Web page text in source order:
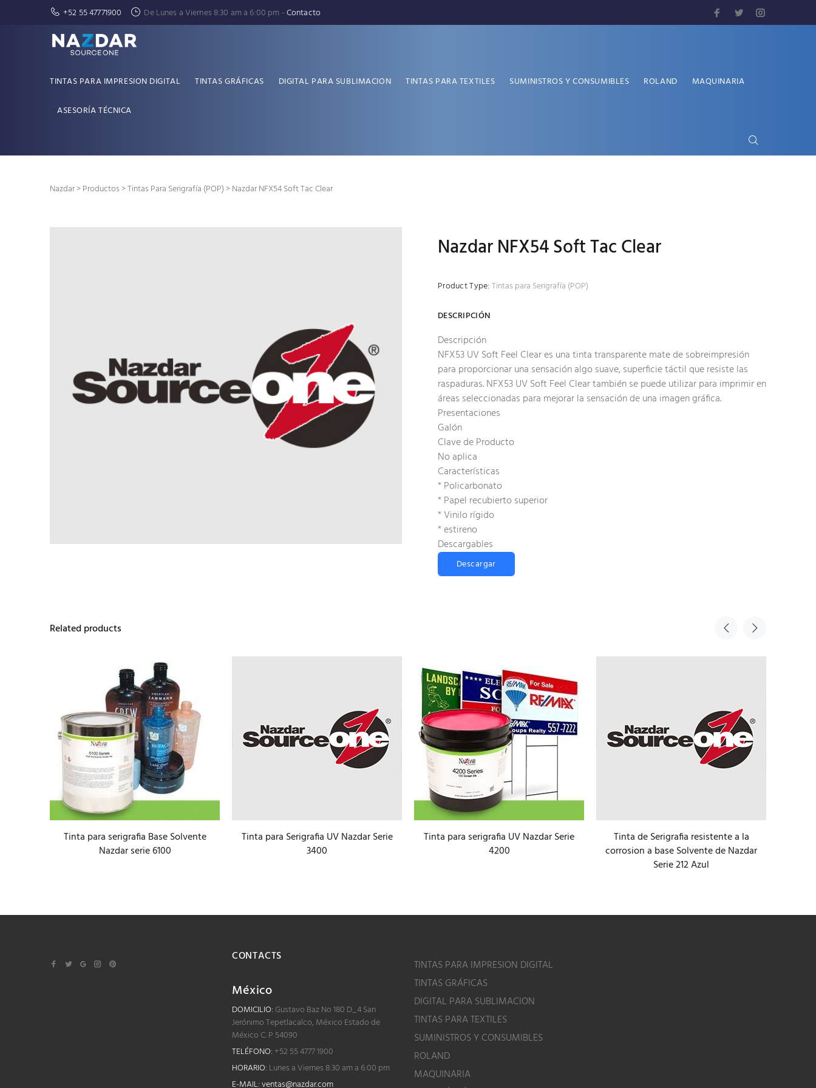
+52 55 47771900 De Lunes a Viernes 8:30 am a 6:00 pm -Contacto
TINTAS PARA IMPRESION DIGITAL TINTAS GRÁFICAS DIGITAL PARA SUBLIMACION TINTAS PARA TEXTILES SUMINISTROS Y CONSUMIBLES ROLAND MAQUINARIA
ASESORÍA TÉCNICA
Nazdar>Productos>Tintas Para Serigrafía (POP)> Nazdar NFX54 Soft Tac Clear
Nazdar NFX54 Soft Tac Clear
Product Type: Tintas para Serigrafía (POP)
DESCRIPCIÓN
Descripción
NFX53 UV Soft Feel Clear es una tinta transparente mate de sobreimpresión
para proporcionar una sensación algo suave, superficie táctil que resiste las
raspaduras. NFX53 UV Soft Feel Clear también se puede utilizar para imprimir en
áreas seleccionadas para mejorar la sensación de una imagen gráfica.
Presentaciones
Galón
Clave de Producto
No aplica
Características
* Policarbonato
* Papel recubierto superior
* Vinilo rígido
* estireno
Descargables
Descargar
Related products
Tinta para serigrafia Base Solvente
Nazdar serie 6100
Tinta para Serigrafia UV Nazdar Serie
3400
Tinta para serigrafia UV Nazdar Serie
4200
Tinta de Serigrafia resistente a la
corrosion a base Solvente de Nazdar
Serie 212 Azul
CONTACTS
México
DOMICILIO:Gustavo Baz No 180 D_4 San
Jerónimo Tepetlacalco, México Estado de
México C. P 54090
TELÉFONO: +52 55 4777 1900
HORARIO: Lunes a Viernes 8:30 am a 6:00 pm
E-MAIL:ventas@nazdar.com
TINTAS PARA IMPRESION DIGITAL
TINTAS GRÁFICAS
DIGITAL PARA SUBLIMACION
TINTAS PARA TEXTILES
SUMINISTROS Y CONSUMIBLES
ROLAND
MAQUINARIA